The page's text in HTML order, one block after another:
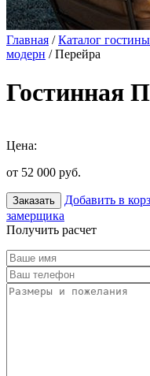
Главная /Каталог
модерн / Перейра
Гостинная
Цена:
от 52 000 руб.
Заказать Добавить в
замерщика
Получить расчет